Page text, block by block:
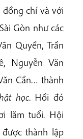
đồng chí và với
Gòn như các
Quyền, Trần
Nguyễn Văn
Cần… thành
học. Hồi đó
lăm tuổi. Hội
thành lập